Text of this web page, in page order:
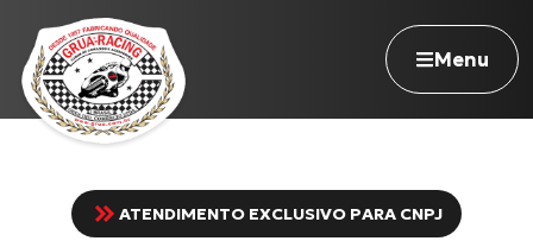
Menu
Navegue pelo site
ATENDIMENTO EXCLUSIVO PARA CNPJ